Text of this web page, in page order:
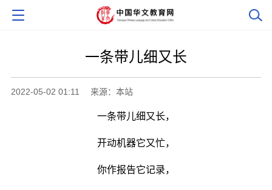
一条带儿细又长
2022-05-02 01:11 来源：本站
一条带儿细又长，
开动机器它又忙，
你作报告它记录，